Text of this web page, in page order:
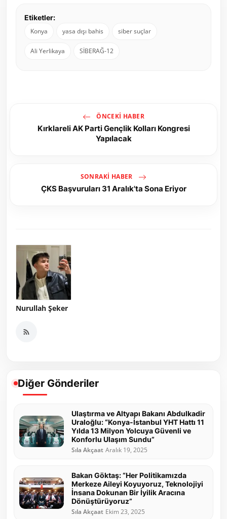
Etiketler:
Konya
yasa dışı bahis siber suçlar
Ali Yerlikaya SİBERAĞ-12
ÖNCEKI HABER
Kırklareli AK Parti Gençlik Kolları Kongresi
Yapılacak
SONRAKI HABER
ÇKS Başvuruları 31 Aralık'ta Sona Eriyor
Nurullah Şeker
Diğer Gönderiler
Ulaştırma ve Altyapı Bakanı Abdulkadir
Uraloğlu: “Konya-İstanbul YHT Hattı 11
Yılda 13 Milyon Yolcuya Güvenli ve
Konforlu Ulaşım Sundu”
Sıla Akçaat Aralık 19, 2025
Bakan Göktaş: “Her Politikamızda
Merkeze Aileyi Koyuyoruz, Teknolojiyi
İnsana Dokunan Bir İyilik Aracına
Dönüştürüyoruz”
Sıla Akçaat Ekim 23, 2025